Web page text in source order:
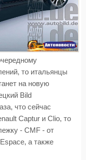
то итальянцы
на новую
Bild
что сейчас
Captur и Clio, то
- CMF - от
а также